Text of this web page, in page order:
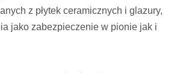
z płytek ceramicznych i glazury,
jako zabezpieczenie w pionie jak i